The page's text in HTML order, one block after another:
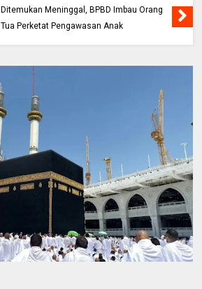
Ditemukan Meninggal, BPBD Imbau Orang
Tua Perketat Pengawasan Anak